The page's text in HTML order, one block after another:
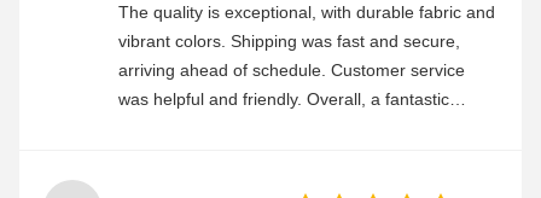
The quality is exceptional, with durable fabric and
vibrant colors. Shipping was fast and secure,
arriving ahead of schedule. Customer service
was helpful and friendly. Overall, a fantastic